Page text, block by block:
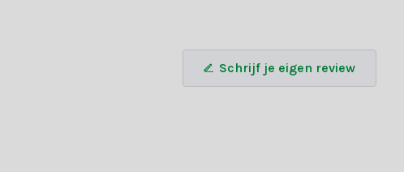
Schrijf je eigen review